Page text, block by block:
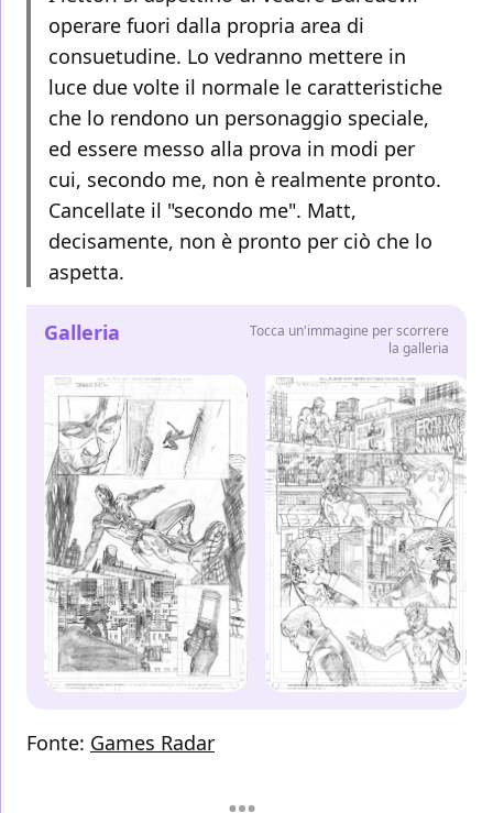
operare fuori dalla propria area di
consuetudine. Lo vedranno mettere in
luce due volte il normale le caratteristiche
che lo rendono un personaggio speciale,
ed essere messo alla prova in modi per
cui, secondo me, non è realmente pronto.
Cancellate il "secondo me". Matt,
decisamente, non è pronto per ciò che lo
aspetta.
Galleria
Tocca un'immagine per scorrere
la galleria
Fonte: Games Radar